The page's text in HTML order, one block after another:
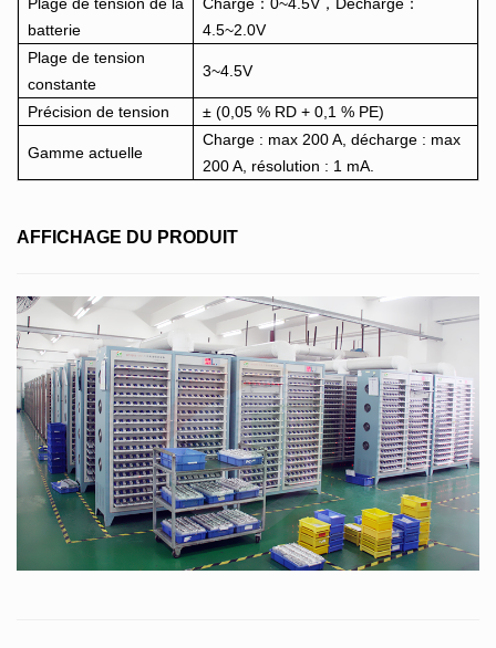
Plage de tension de la
batterie
Charge：0~4.5V，Décharge：
4.5~2.0V
Plage de tension
constante
3~4.5V
Précision de tension ± (0,05 % RD + 0,1 % PE)
Gamme actuelle
Charge : max 200 A, décharge : max
200 A, résolution : 1 mA.
AFFICHAGE DU PRODUIT